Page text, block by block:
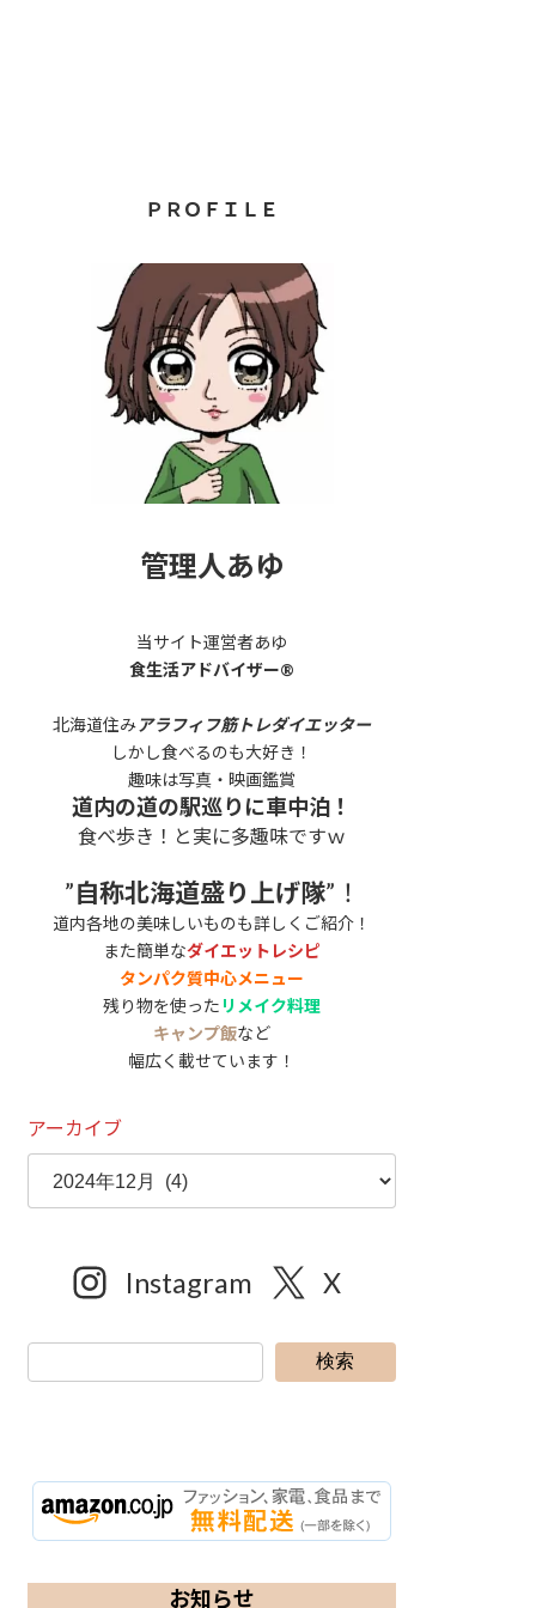
ＰＲＯＦＩＬＥ
管理人あゆ
当サイト運営者あゆ
食生活アドバイザー®
北海道住み アラフィフ筋トレダイエッター
しかし食べるのも大好き！
趣味は写真・映画鑑賞
道内の道の駅巡りに車中泊！
食べ歩き！と実に多趣味ですｗ
”自称北海道盛り上げ隊”！
道内各地の美味しいものも詳しくご紹介！
また簡単なダイエットレシピ
タンパク質中心メニュー
残り物を使った リメイク料理
キャンプ飯など
幅広く載せています！
アーカイブ
Instagram X
検索
お知らせ